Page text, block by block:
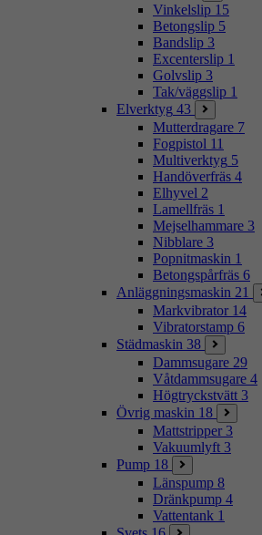
Vinkelslip 15
Betongslip 5
Bandslip 3
Excenterslip 1
Golvslip 3
Tak/väggslip 1
Elverktyg 43
Mutterdragare 7
Fogpistol 11
Multiverktyg 5
Handöverfräs 4
Elhyvel 2
Lamellfräs 1
Mejselhammare 3
Nibblare 3
Popnitmaskin 1
Betongspårfräs 6
Anläggningsmaskin 21
Markvibrator 14
Vibratorstamp 6
Städmaskin 38
Dammsugare 29
Våtdammsugare 4
Högtryckstvätt 3
Övrig maskin 18
Mattstripper 3
Vakuumlyft 3
Pump 18
Länspump 8
Dränkpump 4
Vattentank 1